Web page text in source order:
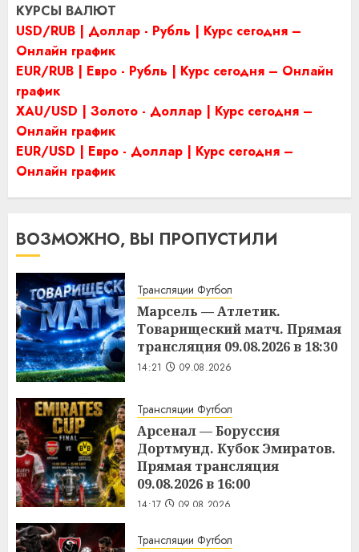
КУРСЫ ВАЛЮТ
USD/RUB | Доллар - Рубль | Курс сегодня –
Онлайн график
EUR/RUB | Евро - Рубль | Курс сегодня – Онлайн
график
XAU/USD | Золото - Доллар | Курс сегодня –
Онлайн график
EUR/USD | Евро - Доллар | Курс сегодня –
Онлайн график
ВОЗМОЖНО, ВЫ ПРОПУСТИЛИ
Трансляции Футбол
Марсель — Атлетик.
Товарищеский матч. Прямая
трансляция 09.08.2026 в 18:30
14:21 09.08.2026
Трансляции Футбол
Арсенал — Боруссия
Дортмунд. Кубок Эмиратов.
Прямая трансляция
09.08.2026 в 16:00
14:17 09.08.2026
Трансляции Футбол